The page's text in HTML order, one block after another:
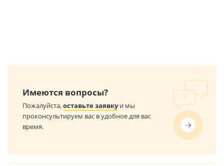
Имеются вопросы?
Пожалуйста,оставьте заявкуи мы
проконсультируем вас в удобное для вас
время.